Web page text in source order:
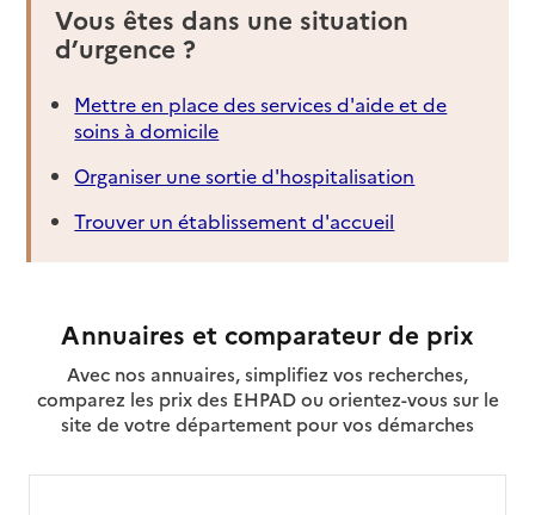
Vous êtes dans une situation
d’urgence ?
Mettre en place des services d'aide et de
soins à domicile
Organiser une sortie d'hospitalisation
Trouver un établissement d'accueil
Annuaires et comparateur de prix
Avec nos annuaires, simplifiez vos recherches,
comparez les prix des EHPAD ou orientez-vous sur le
site de votre département pour vos démarches